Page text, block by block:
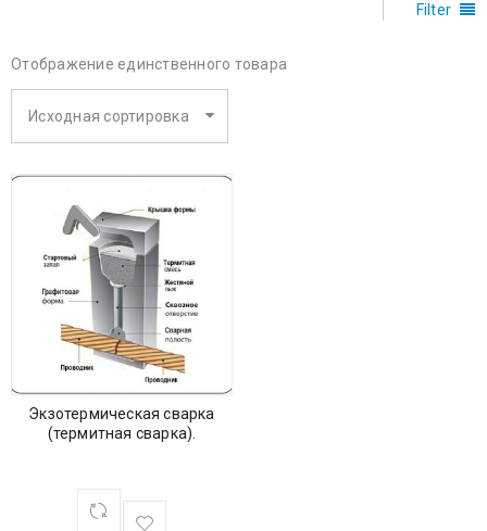
Filter
Отображение единственного товара
Исходная сортировка
Экзотермическая сварка
(термитная сварка).